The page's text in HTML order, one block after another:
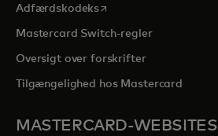
Adfærdskodeksopens in a new tab
Mastercard Switch-regler
Oversigt over forskrifter
Tilgængelighed hos Mastercard
MASTERCARD-WEBSITES